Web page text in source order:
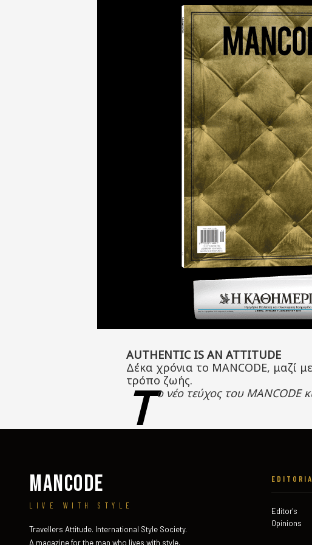
AUTHENTIC IS AN ATTITUDE
Δέκα χρόνια το MANCODE, μαζί
τρόπο ζωής.
Τ ο νέο τεύχος του MANCODE
MANCODE
LIVE WITH STYLE
Travellers Attitude. International Style Society.
A magazine for the man who lives with style,
Editor's
Opinions